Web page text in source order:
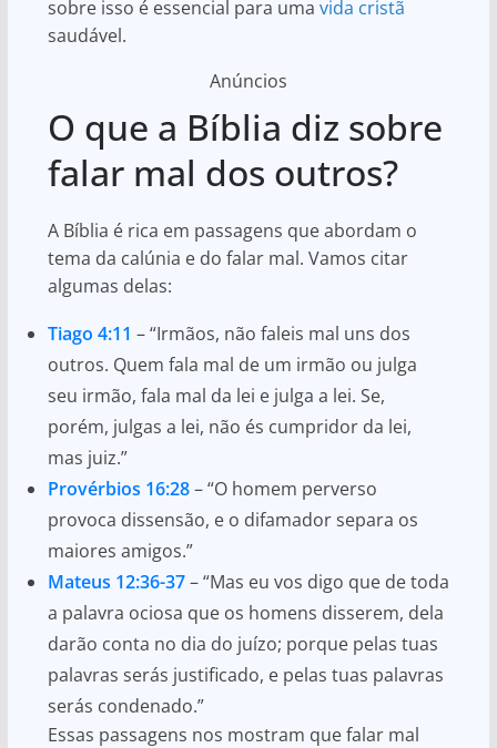
sobre isso é essencial para uma vida cristã
saudável.
Anúncios
O que a Bíblia diz sobre
falar mal dos outros?
A Bíblia é rica em passagens que abordam o
tema da calúnia e do falar mal. Vamos citar
algumas delas:
Tiago 4:11 – “Irmãos, não faleis mal uns dos
outros. Quem fala mal de um irmão ou julga
seu irmão, fala mal da lei e julga a lei. Se,
porém, julgas a lei, não és cumpridor da lei,
mas juiz.”
Provérbios 16:28– “O homem perverso
provoca dissensão, e o difamador separa os
maiores amigos.”
Mateus 12:36-37– “Mas eu vos digo que de toda
a palavra ociosa que os homens disserem, dela
darão conta no dia do juízo; porque pelas tuas
palavras serás justificado, e pelas tuas palavras
serás condenado.”
Essas passagens nos mostram que falar mal